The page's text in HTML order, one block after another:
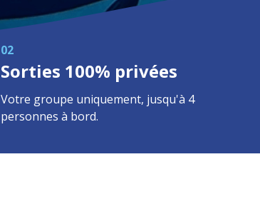
02
Sorties 100% privées
Votre groupe uniquement, jusqu'à 4
personnes à bord.